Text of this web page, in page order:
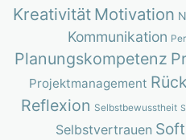
Kreativität Motivation
Kommunikation
Planungskompetenz
Projektmanagement
Reflexion Selbstbewusstheit
Selbstvertrauen